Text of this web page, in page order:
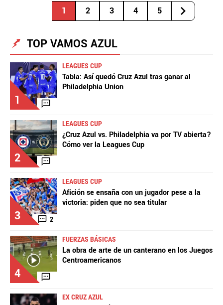
1 2 3 4 5
TOP VAMOS AZUL
1
LEAGUES CUP
Tabla: Así quedó Cruz Azul tras ganar al
Philadelphia Union
2
LEAGUES CUP
¿Cruz Azul vs. Philadelphia va por TV abierta?
Cómo ver la Leagues Cup
3 2
LEAGUES CUP
Afición se ensaña con un jugador pese a la
victoria: piden que no sea titular
4
FUERZAS BÁSICAS
La obra de arte de un canterano en los Juegos
Centroamericanos
EX CRUZ AZUL